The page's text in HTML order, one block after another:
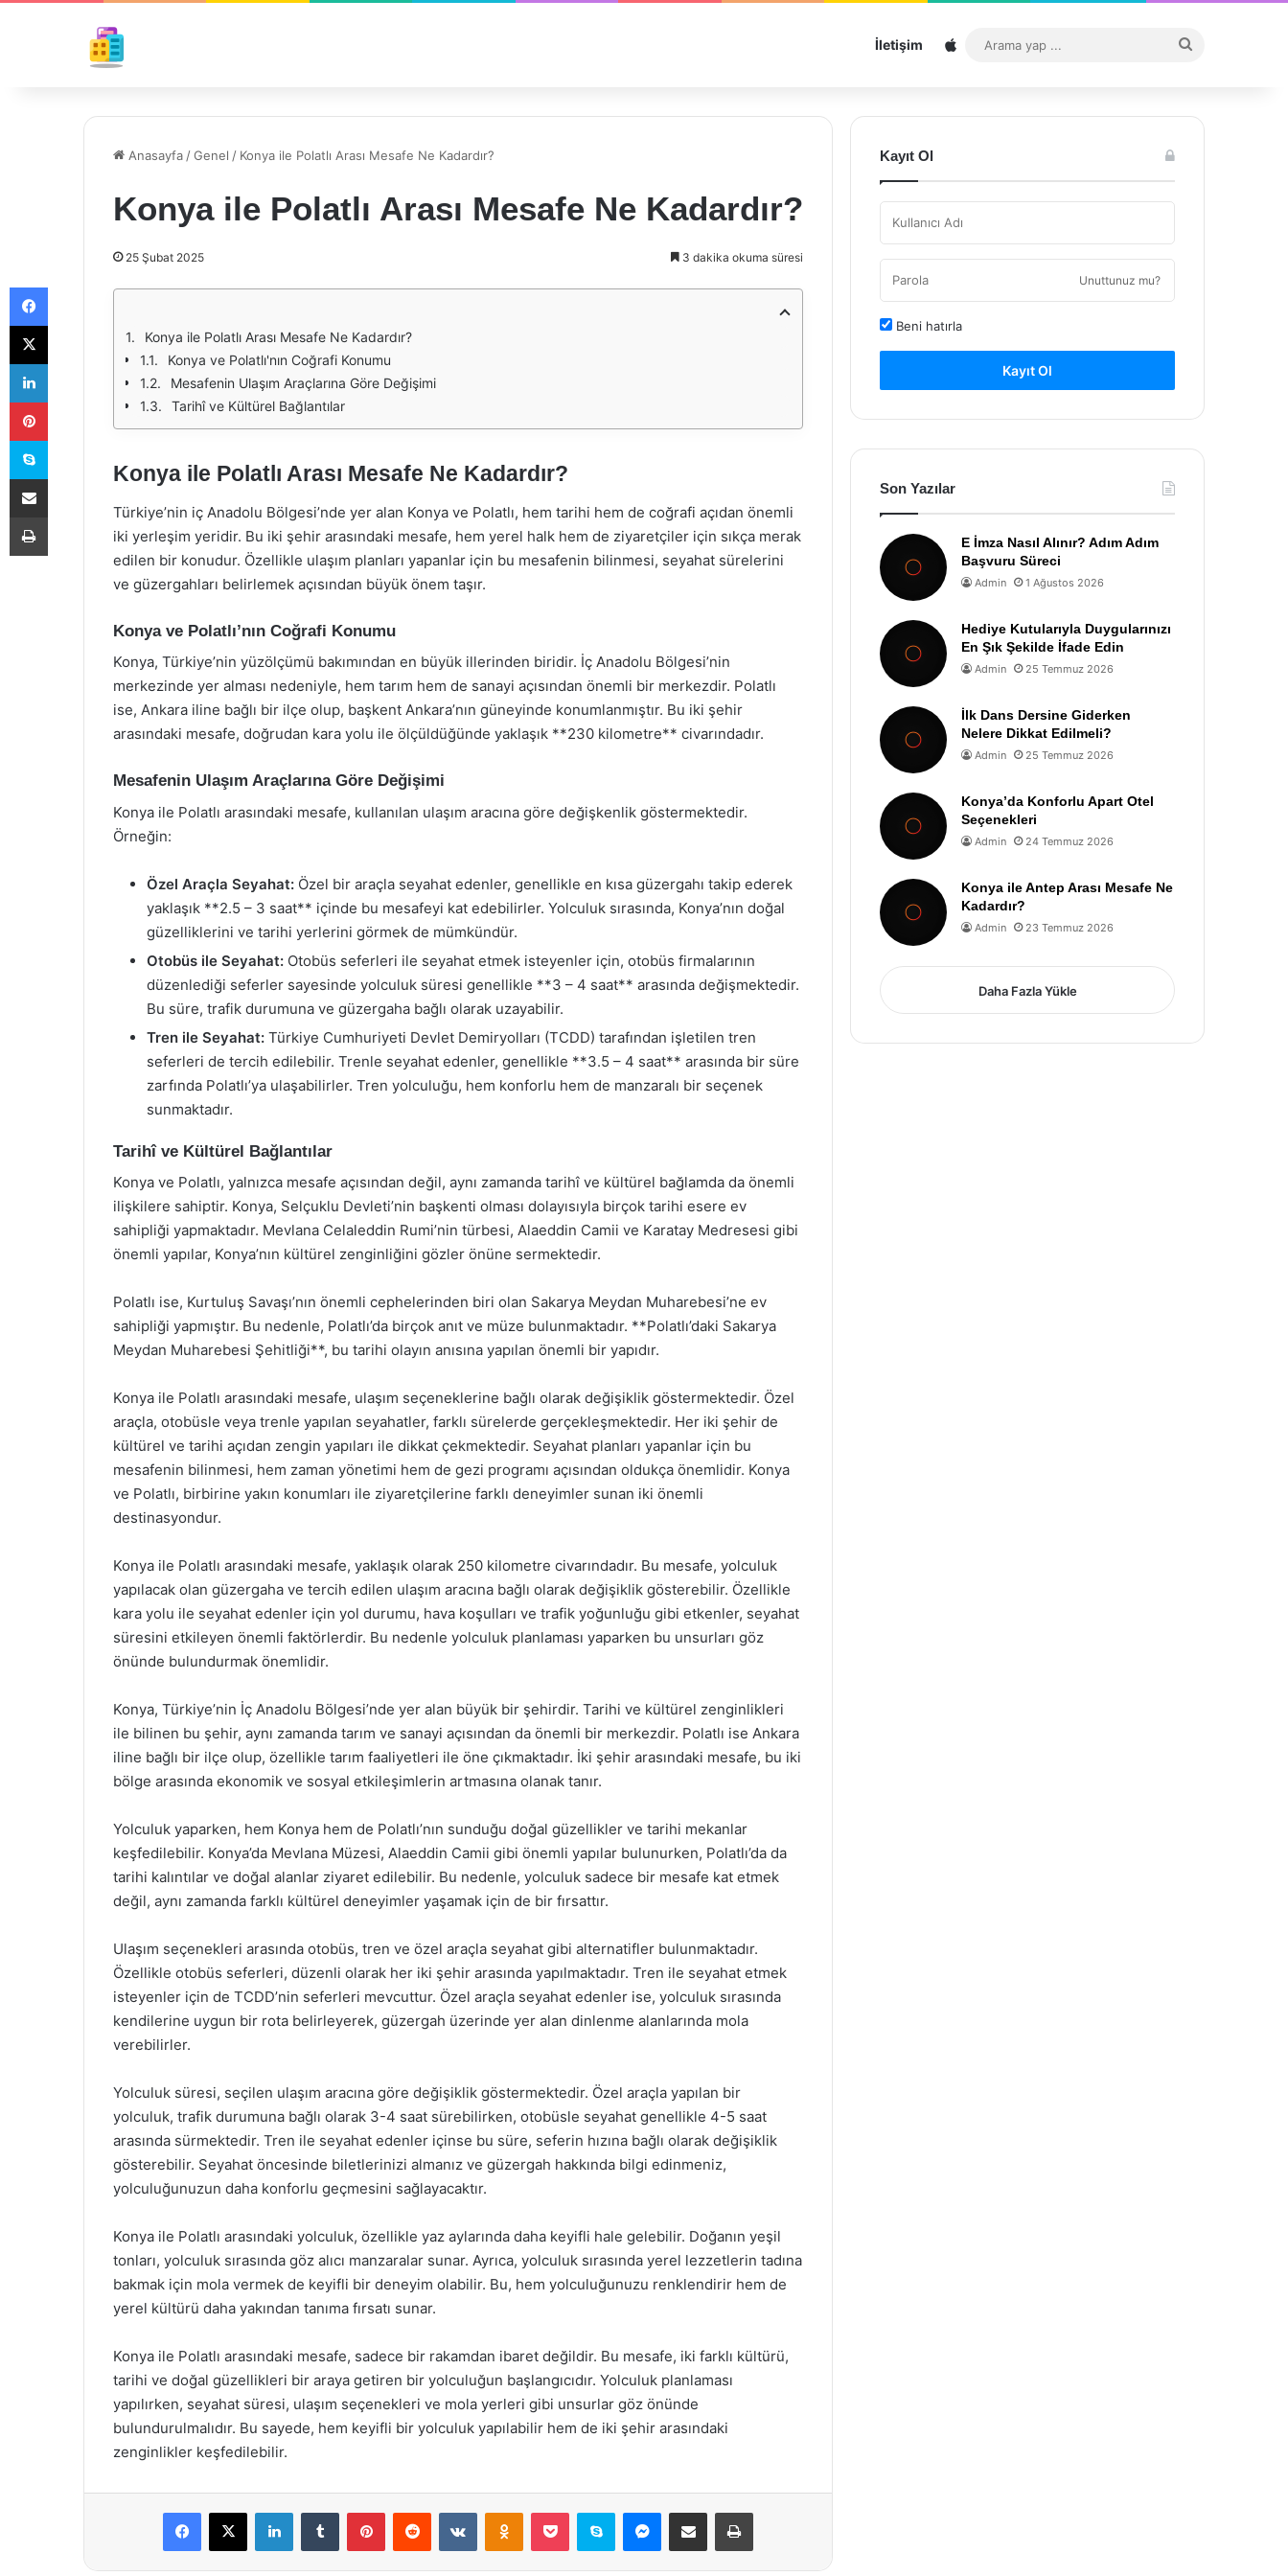
İletişim Sitemap
...
Anasayfa /Genel / Konya ile Polatlı Arası Mesafe Ne Kadardır?
Konya ile Polatlı Arası Mesafe Ne Kadardır?
25 Şubat 2025 3 dakika okuma süresi
Konya ile Polatlı Arası Mesafe Ne Kadardır?
Konya ve Polatlı'nın Coğrafi Konumu
Mesafenin Ulaşım Araçlarına Göre Değişimi
Tarihî ve Kültürel Bağlantılar
Konya ile Polatlı Arası Mesafe Ne Kadardır?
Türkiye’nin iç Anadolu Bölgesi’nde yer alan Konya ve Polatlı, hem tarihi hem de coğrafi açıdan önemli
iki yerleşim yeridir. Bu iki şehir arasındaki mesafe, hem yerel halk hem de ziyaretçiler için sıkça merak
edilen bir konudur. Özellikle ulaşım planları yapanlar için bu mesafenin bilinmesi, seyahat sürelerini
ve güzergahları belirlemek açısından büyük önem taşır.
Konya ve Polatlı’nın Coğrafi Konumu
Konya, Türkiye’nin yüzölçümü bakımından en büyük illerinden biridir. İç Anadolu Bölgesi’nin
merkezinde yer alması nedeniyle, hem tarım hem de sanayi açısından önemli bir merkezdir. Polatlı
ise, Ankara iline bağlı bir ilçe olup, başkent Ankara’nın güneyinde konumlanmıştır. Bu iki şehir
arasındaki mesafe, doğrudan kara yolu ile ölçüldüğünde yaklaşık **230 kilometre** civarındadır.
Mesafenin Ulaşım Araçlarına Göre Değişimi
Konya ile Polatlı arasındaki mesafe, kullanılan ulaşım aracına göre değişkenlik göstermektedir.
Örneğin:
Özel Araçla Seyahat: Özel bir araçla seyahat edenler, genellikle en kısa güzergahı takip ederek
yaklaşık **2.5 – 3 saat** içinde bu mesafeyi kat edebilirler. Yolculuk sırasında, Konya’nın doğal
güzelliklerini ve tarihi yerlerini görmek de mümkündür.
Otobüs ile Seyahat: Otobüs seferleri ile seyahat etmek isteyenler için, otobüs firmalarının
düzenlediği seferler sayesinde yolculuk süresi genellikle **3 – 4 saat** arasında değişmektedir.
Bu süre, trafik durumuna ve güzergaha bağlı olarak uzayabilir.
Tren ile Seyahat: Türkiye Cumhuriyeti Devlet Demiryolları (TCDD) tarafından işletilen tren
seferleri de tercih edilebilir. Trenle seyahat edenler, genellikle **3.5 – 4 saat** arasında bir süre
zarfında Polatlı’ya ulaşabilirler. Tren yolculuğu, hem konforlu hem de manzaralı bir seçenek
sunmaktadır.
Tarihî ve Kültürel Bağlantılar
Konya ve Polatlı, yalnızca mesafe açısından değil, aynı zamanda tarihî ve kültürel bağlamda da önemli
ilişkilere sahiptir. Konya, Selçuklu Devleti’nin başkenti olması dolayısıyla birçok tarihi esere ev
sahipliği yapmaktadır. Mevlana Celaleddin Rumi’nin türbesi, Alaeddin Camii ve Karatay Medresesi gibi
önemli yapılar, Konya’nın kültürel zenginliğini gözler önüne sermektedir.
Polatlı ise, Kurtuluş Savaşı’nın önemli cephelerinden biri olan Sakarya Meydan Muharebesi’ne ev
sahipliği yapmıştır. Bu nedenle, Polatlı’da birçok anıt ve müze bulunmaktadır. **Polatlı’daki Sakarya
Meydan Muharebesi Şehitliği**, bu tarihi olayın anısına yapılan önemli bir yapıdır.
Konya ile Polatlı arasındaki mesafe, ulaşım seçeneklerine bağlı olarak değişiklik göstermektedir. Özel
araçla, otobüsle veya trenle yapılan seyahatler, farklı sürelerde gerçekleşmektedir. Her iki şehir de
kültürel ve tarihi açıdan zengin yapıları ile dikkat çekmektedir. Seyahat planları yapanlar için bu
mesafenin bilinmesi, hem zaman yönetimi hem de gezi programı açısından oldukça önemlidir. Konya
ve Polatlı, birbirine yakın konumları ile ziyaretçilerine farklı deneyimler sunan iki önemli
destinasyondur.
Konya ile Polatlı arasındaki mesafe, yaklaşık olarak 250 kilometre civarındadır. Bu mesafe, yolculuk
yapılacak olan güzergaha ve tercih edilen ulaşım aracına bağlı olarak değişiklik gösterebilir. Özellikle
kara yolu ile seyahat edenler için yol durumu, hava koşulları ve trafik yoğunluğu gibi etkenler, seyahat
süresini etkileyen önemli faktörlerdir. Bu nedenle yolculuk planlaması yaparken bu unsurları göz
önünde bulundurmak önemlidir.
Konya, Türkiye’nin İç Anadolu Bölgesi’nde yer alan büyük bir şehirdir. Tarihi ve kültürel zenginlikleri
ile bilinen bu şehir, aynı zamanda tarım ve sanayi açısından da önemli bir merkezdir. Polatlı ise Ankara
iline bağlı bir ilçe olup, özellikle tarım faaliyetleri ile öne çıkmaktadır. İki şehir arasındaki mesafe, bu iki
bölge arasında ekonomik ve sosyal etkileşimlerin artmasına olanak tanır.
Yolculuk yaparken, hem Konya hem de Polatlı’nın sunduğu doğal güzellikler ve tarihi mekanlar
keşfedilebilir. Konya’da Mevlana Müzesi, Alaeddin Camii gibi önemli yapılar bulunurken, Polatlı’da da
tarihi kalıntılar ve doğal alanlar ziyaret edilebilir. Bu nedenle, yolculuk sadece bir mesafe kat etmek
değil, aynı zamanda farklı kültürel deneyimler yaşamak için de bir fırsattır.
Ulaşım seçenekleri arasında otobüs, tren ve özel araçla seyahat gibi alternatifler bulunmaktadır.
Özellikle otobüs seferleri, düzenli olarak her iki şehir arasında yapılmaktadır. Tren ile seyahat etmek
isteyenler için de TCDD’nin seferleri mevcuttur. Özel araçla seyahat edenler ise, yolculuk sırasında
kendilerine uygun bir rota belirleyerek, güzergah üzerinde yer alan dinlenme alanlarında mola
verebilirler.
Yolculuk süresi, seçilen ulaşım aracına göre değişiklik göstermektedir. Özel araçla yapılan bir
yolculuk, trafik durumuna bağlı olarak 3-4 saat sürebilirken, otobüsle seyahat genellikle 4-5 saat
arasında sürmektedir. Tren ile seyahat edenler içinse bu süre, seferin hızına bağlı olarak değişiklik
gösterebilir. Seyahat öncesinde biletlerinizi almanız ve güzergah hakkında bilgi edinmeniz,
yolculuğunuzun daha konforlu geçmesini sağlayacaktır.
Konya ile Polatlı arasındaki yolculuk, özellikle yaz aylarında daha keyifli hale gelebilir. Doğanın yeşil
tonları, yolculuk sırasında göz alıcı manzaralar sunar. Ayrıca, yolculuk sırasında yerel lezzetlerin tadına
bakmak için mola vermek de keyifli bir deneyim olabilir. Bu, hem yolculuğunuzu renklendirir hem de
yerel kültürü daha yakından tanıma fırsatı sunar.
Konya ile Polatlı arasındaki mesafe, sadece bir rakamdan ibaret değildir. Bu mesafe, iki farklı kültürü,
tarihi ve doğal güzellikleri bir araya getiren bir yolculuğun başlangıcıdır. Yolculuk planlaması
yapılırken, seyahat süresi, ulaşım seçenekleri ve mola yerleri gibi unsurlar göz önünde
bulundurulmalıdır. Bu sayede, hem keyifli bir yolculuk yapılabilir hem de iki şehir arasındaki
zenginlikler keşfedilebilir.
Facebook
X LinkedInTumblr PinterestReddit VKontakteOdnoklassniki
Pocket Skype Messenger
E-Posta ile paylaş Yazdır
Kayıt Ol
Unuttunuz mu?
Beni hatırla
Kayıt Ol
Son Yazılar
E İmza Nasıl Alınır? Adım Adım
Başvuru Süreci
Admin 1 Ağustos 2026
Hediye Kutularıyla Duygularınızı
En Şık Şekilde İfade Edin
Admin 25 Temmuz 2026
İlk Dans Dersine Giderken
Nelere Dikkat Edilmeli?
Admin 25 Temmuz 2026
Konya’da Konforlu Apart Otel
Seçenekleri
Admin 24 Temmuz 2026
Konya ile Antep Arası Mesafe Ne
Kadardır?
Admin 23 Temmuz 2026
Daha Fazla Yükle
Facebook
X
LinkedIn
Pinterest
Skype
E-Posta ile paylaş